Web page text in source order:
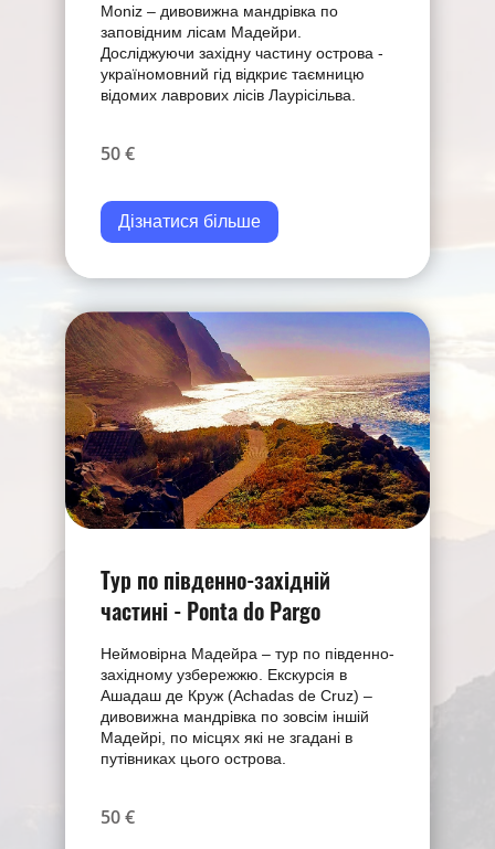
Moniz – дивовижна мандрівка по
заповідним лісам Мадейри.
Досліджуючи західну частину острова -
україномовний гід відкриє таємницю
відомих лаврових лісів Лаурісільва.
50 €
Дізнатися більше
Тур по південно-західній
частині - Ponta do Pargo
Неймовірна Мадейра – тур по південно-
західному узбережжю. Екскурсія в
Ашадаш де Круж (Achadas de Cruz) –
дивовижна мандрівка по зовсім іншій
Мадейрі, по місцях які не згадані в
путівниках цього острова.
50 €